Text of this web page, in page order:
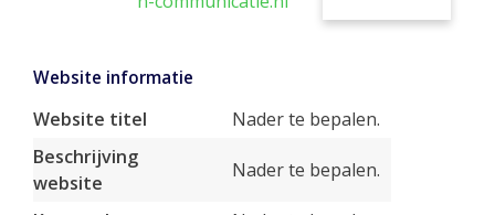
Website informatie
Website titel
Nader te bepalen.
Beschrijving
website
Nader te bepalen.